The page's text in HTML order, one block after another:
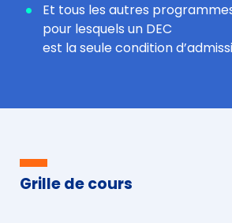
Et tous les autres
pour lesquels un DEC
est la seule condition
Grille de cours